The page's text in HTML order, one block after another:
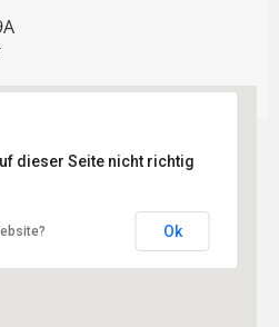
dieser Seite nicht richtig
Ok